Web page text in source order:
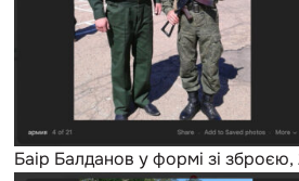
Баір Балданов у формі зі зброєю,